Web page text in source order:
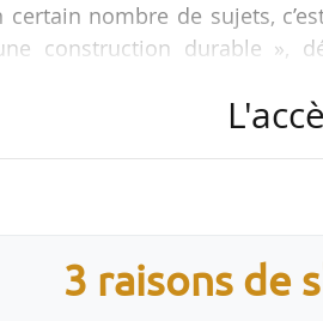
certain nombre de sujets,
construction durable »,
du contrôle budgétaire à
améliorer le parc de
3 raisons de